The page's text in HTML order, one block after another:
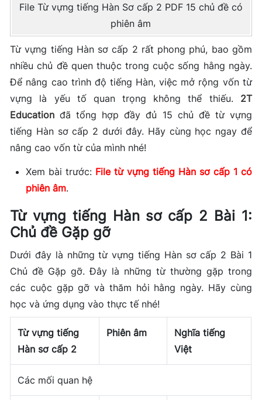
File Từ vựng tiếng Hàn Sơ cấp 2 PDF 15 chủ đề có
phiên âm
Từ vựng tiếng Hàn sơ cấp 2 rất phong phú, bao gồm
nhiều chủ đề quen thuộc trong cuộc sống hằng ngày.
Để nâng cao trình độ tiếng Hàn, việc mở rộng vốn từ
vựng là yếu tố quan trọng không thể thiếu. 2T
Education đã tổng hợp đầy đủ 15 chủ đề từ vựng
tiếng Hàn sơ cấp 2 dưới đây. Hãy cùng học ngay để
nâng cao vốn từ của mình nhé!
Xem bài trước: File từ vựng tiếng Hàn sơ cấp 1 có
phiên âm.
Từ vựng tiếng Hàn sơ cấp 2 Bài 1:
Chủ đề Gặp gỡ
Dưới đây là những từ vựng tiếng Hàn sơ cấp 2 Bài 1
Chủ đề Gặp gỡ. Đây là những từ thường gặp trong
các cuộc gặp gỡ và thăm hỏi hằng ngày. Hãy cùng
học và ứng dụng vào thực tế nhé!
Từ vựng tiếng
Hàn sơ cấp 2
Phiên âm
Nghĩa tiếng
Việt
Các mối quan hệ